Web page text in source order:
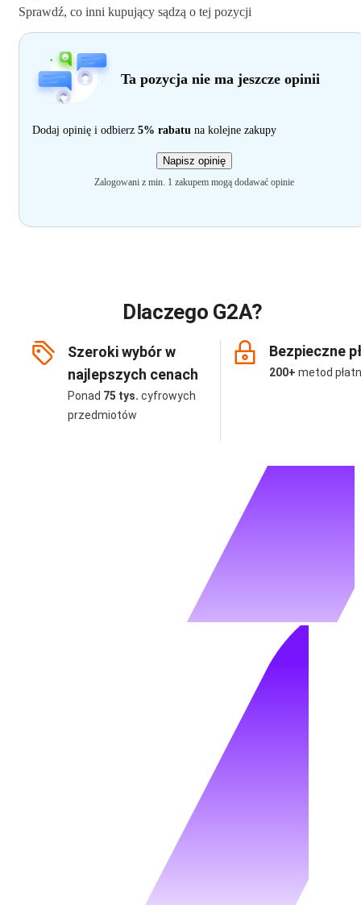
Sprawdź, co inni kupujący sądzą o tej pozycji
Ta pozycja nie ma jeszcze opinii
Dodaj opinię i odbierz 5% rabatu na kolejne zakupy
Napisz opinię
Zalogowani z min. 1 zakupem mogą dodawać opinie
Dlaczego G2A?
Szeroki wybór w
najlepszych cenach
Ponad 75 tys. cyfrowych
przedmiotów
Bezpieczne
200+ metod